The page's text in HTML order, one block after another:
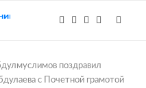
поздравил
с Почетной грамотой